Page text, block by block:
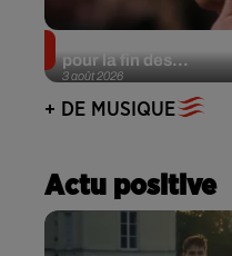
3 août 2026
pour la fin des...
+ DE MUSIQUE
Actu positive